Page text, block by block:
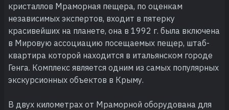
кристаллов Мраморная пещера, по оценкам
независимых экспертов, входит в пятерку
красивейших на планете, она в 1992 г. была включена
в Мировую ассоциацию посещаемых пещер, штаб-
квартира которой находится в итальянском городе
Генга. Комплекс является одним из самых популярных
экскурсионных объектов в Крыму.
В двух километрах от Мраморной оборудована для